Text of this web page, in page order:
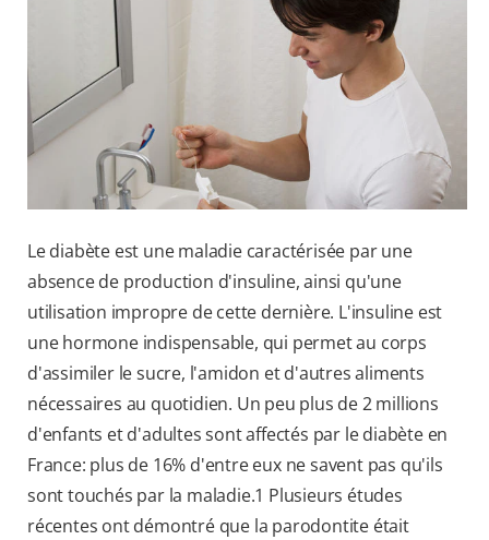
Le diabète est une maladie caractérisée par une
absence de production d'insuline, ainsi qu'une
utilisation impropre de cette dernière. L'insuline est
une hormone indispensable, qui permet au corps
d'assimiler le sucre, l'amidon et d'autres aliments
nécessaires au quotidien. Un peu plus de 2 millions
d'enfants et d'adultes sont affectés par le diabète en
France: plus de 16% d'entre eux ne savent pas qu'ils
sont touchés par la maladie.1 Plusieurs études
récentes ont démontré que la parodontite était